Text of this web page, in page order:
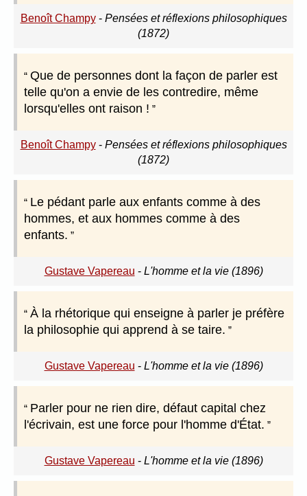
Benoît Champy- Pensées et réflexions philosophiques
(1872)
Que de personnes dont la façon de parler est
telle qu'on a envie de les contredire, même
lorsqu'elles ont raison !
Benoît Champy- Pensées et réflexions philosophiques
(1872)
Le pédant parle aux enfants comme à des
hommes, et aux hommes comme à des
enfants.
Gustave Vapereau - L'homme et la vie (1896)
À la rhétorique qui enseigne à parler je préfère
la philosophie qui apprend à se taire.
Gustave Vapereau - L'homme et la vie (1896)
Parler pour ne rien dire, défaut capital chez
l'écrivain, est une force pour l'homme d'État.
Gustave Vapereau - L'homme et la vie (1896)